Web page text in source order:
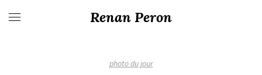
Renan Peron
photo du jour